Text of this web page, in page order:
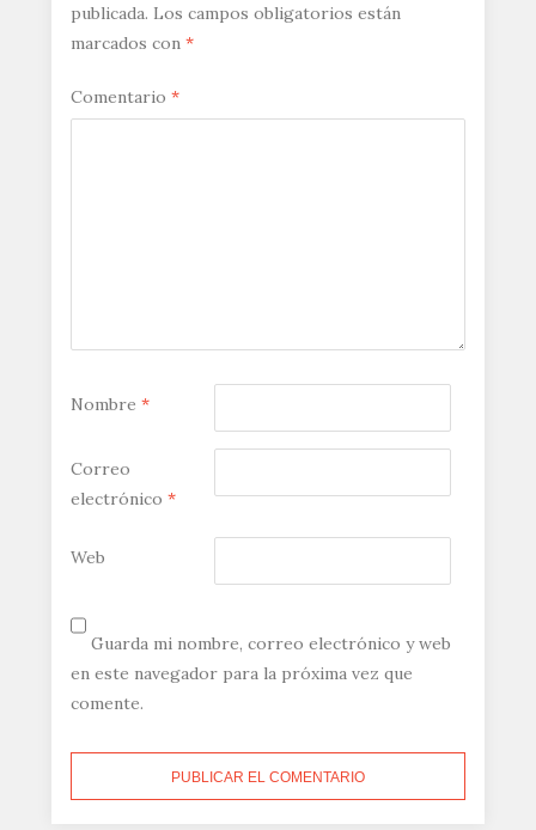
publicada. Los campos obligatorios están
marcados con *
Comentario *
Nombre *
Correo
electrónico *
Web
Guarda mi nombre, correo electrónico y web
en este navegador para la próxima vez que
comente.